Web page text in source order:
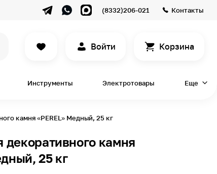
(8332)206-021 Контакты
Войти Корзина
Инструменты Электротовары Еще
камня «PEREL» Медный, 25 кг
декоративного камня
25 кг